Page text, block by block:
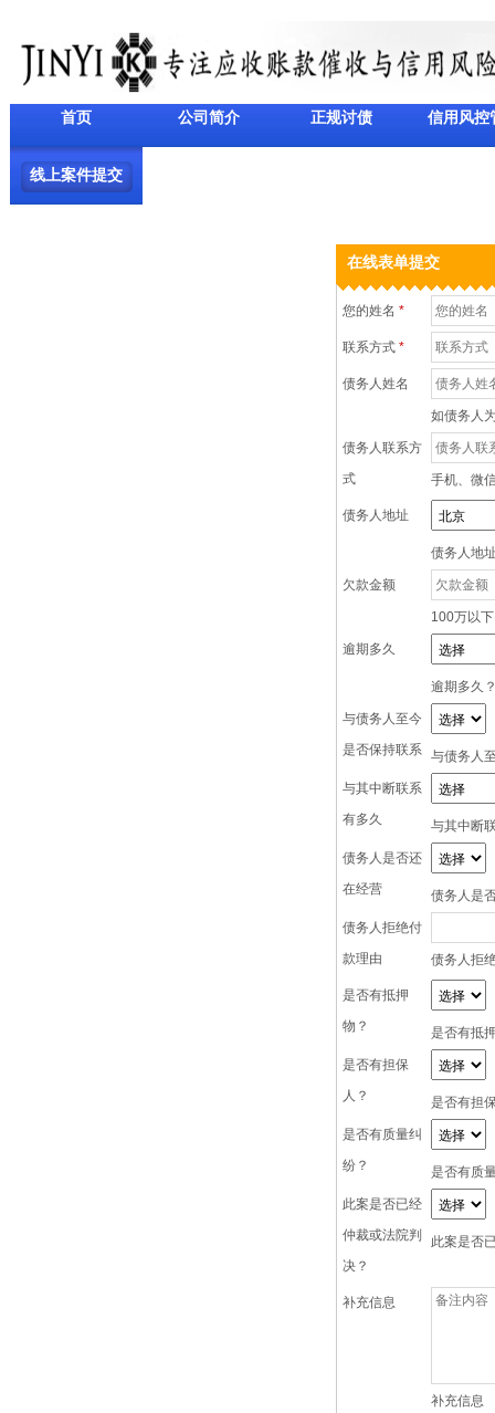
首页 公司简介 正规讨债 信用风控
线上案件提交
在线表单提交
您的姓名 *
联系方式 *
债务人姓名
如债务人
债务人联系方
式
手机、微
债务人地址
债务人地
欠款金额
100万以
逾期多久
逾期多久
与债务人至今
是否保持联系 与债务人
与其中断联系
有多久
与其中断
债务人是否还
在经营
债务人是
债务人拒绝付
款理由
债务人拒
是否有抵押
物？
是否有抵
是否有担保
人？
是否有担
是否有质量纠
纷？
是否有质
此案是否已经
仲裁或法院判
决？
此案是否
补充信息
补充信息